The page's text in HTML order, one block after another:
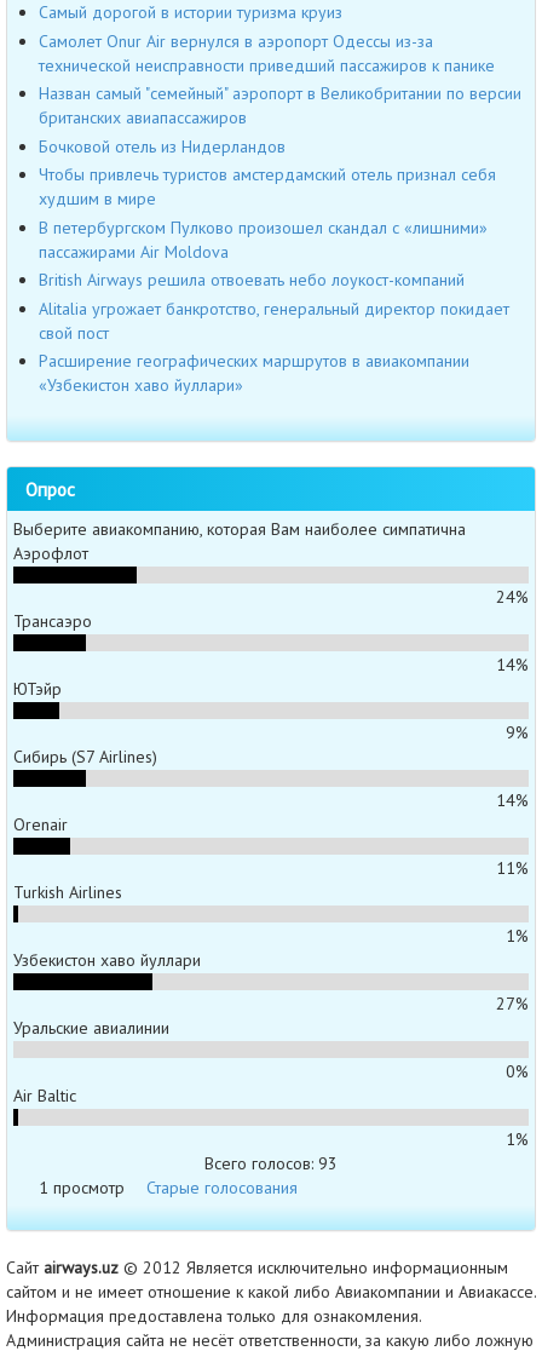
Cамый дорогой в истории туризма круиз
Самолет Onur Air вернулся в аэропорт Одессы из-за
технической неисправности приведший пассажиров к панике
Назван самый "семейный" аэропорт в Великобритании по версии
британских авиапассажиров
Бочковой отель из Нидерландов
Чтобы привлечь туристов амстердамский отель признал себя
худшим в мире
В петербургском Пулково произошел скандал с «лишними»
пассажирами Air Moldova
British Airways решила отвоевать небо лоукост-компаний
Alitalia угрожает банкротство, генеральный директор покидает
свой пост
Расширение географических маршрутов в авиакомпании
«Узбекистон хаво йуллари»
Опрос
Выберите авиакомпанию, которая Вам наиболее симпатична
Аэрофлот
24%
Трансаэро
14%
ЮТэйр
9%
Сибирь (S7 Airlines)
14%
Orenair
11%
Turkish Airlines
1%
Узбекистон хаво йуллари
27%
Уральские авиалинии
0%
Air Baltic
1%
Всего голосов: 93
1 просмотр
Старые голосования
Сайтairways.uz © 2012 Является исключительно информационным
сайтом и не имеет отношение к какой либо Авиакомпании и Авиакассе.
Информация предоставлена только для ознакомления.
Администрация сайта не несёт ответственности, за какую либо ложную